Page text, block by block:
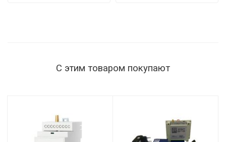
С этим товаром покупают